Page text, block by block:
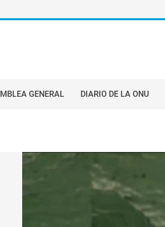
GENERAL DIARIO DE LA ONU